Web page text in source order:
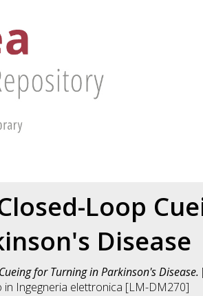
Loop
Disease
for Turning in Parkinson's Disease.
in Ingegneria elettronica [LM-DM270]